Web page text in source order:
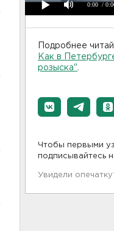
0:00 /
Подробнее
Как в
розыска"
Чтобы первыми
подписывайтесь
Увидели